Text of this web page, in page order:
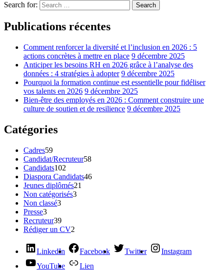
Search for: Search
Publications récentes
Comment renforcer la diversité et l’inclusion en 2026 : 5
actions concrètes à mettre en place 9 décembre 2025
Anticiper les besoins RH en 2026 grâce à l’analyse des
données : 4 stratégies à adopter 9 décembre 2025
Pourquoi la formation continue est essentielle pour fidéliser
vos talents en 2026 9 décembre 2025
Bien-être des employés en 2026 : Comment construire une
culture de soutien et de resilience 9 décembre 2025
Catégories
Cadres59
Candidat/Recruteur58
Candidats102
Diaspora Candidats46
Jeunes diplômés21
Non catégorisés3
Non classé3
Presse3
Recruteur39
Rédiger un CV2
LinkedIn Facebook Twitter
Instagram
YouTube
Lien